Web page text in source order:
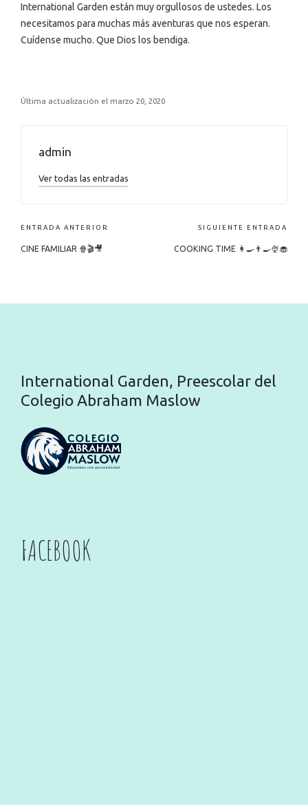
International Garden están muy orgullosos de ustedes. Los
necesitamos para muchas más aventuras que nos esperan.
Cuídense mucho. Que Dios los bendiga.
Última actualización el marzo 20, 2020
admin
Ver todas las entradas
ENTRADA ANTERIOR
CINE FAMILIAR 🍿🎬🎥
SIGUIENTE ENTRADA
COOKING TIME 👩‍🍳👨‍🍳🍨🧁
International Garden, Preescolar del
Colegio Abraham Maslow
FACEBOOK